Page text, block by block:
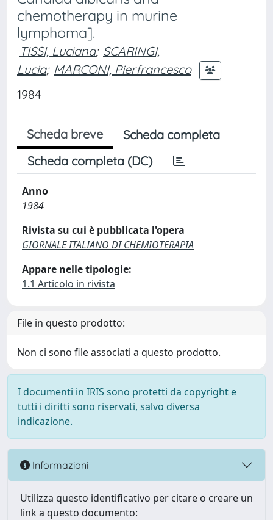
chemotherapy in murine
lymphoma].
TISSI, Luciana; SCARINGI,
Lucia; MARCONI, Pierfrancesco
1984
Scheda breve
Scheda completa
Scheda completa (DC)
Anno
1984
Rivista su cui è pubblicata l'opera
GIORNALE ITALIANO DI CHEMIOTERAPIA
Appare nelle tipologie:
1.1 Articolo in rivista
File in questo prodotto:
Non ci sono file associati a questo prodotto.
I documenti in IRIS sono protetti da copyright e
tutti i diritti sono riservati, salvo diversa
indicazione.
Informazioni
Utilizza questo identificativo per citare o creare un
link a questo documento: